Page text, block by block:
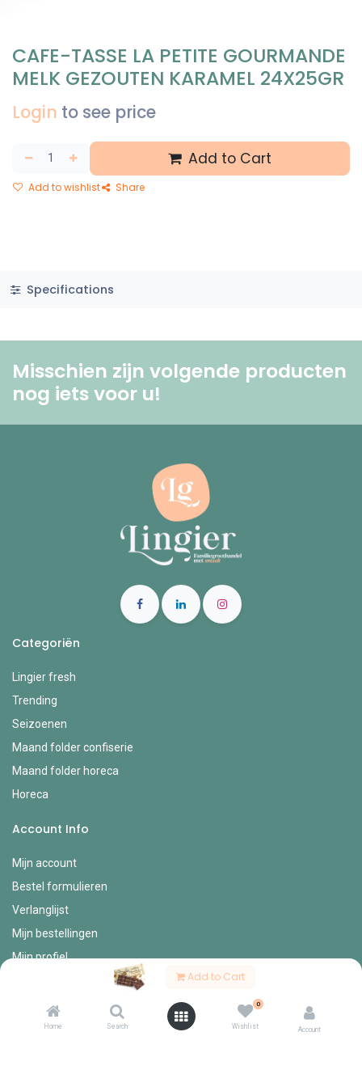
Add to Cart
Home Search
0
Wishlist Account
CAFE-TASSE LA PETITE GOURMANDE
MELK GEZOUTEN KARAMEL 24X25GR
Login to see price
Add to Cart
Add to wishlist Share
Specifications
Misschien zijn volgende producten
nog iets voor u! ​
Categoriën
Lingier fresh
Trending
Seizoenen
Maand folder confiserie
Maand folder horeca
Horeca
Account Info
Mijn account
Bestel formulieren
Verlanglijst
Mijn bestellingen
Mijn profiel
Onze vertegenwoordigers